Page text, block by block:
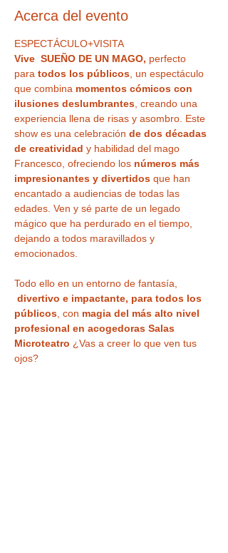
Acerca del evento
ESPECTÁCULO+VISITA
Vive  SUEÑO DE UN MAGO, perfecto
para todos los públicos , un espectáculo
que combina momentos cómicos con
ilusiones deslumbrantes , creando una
experiencia llena de risas y asombro. Este
show es una celebración de dos décadas
de creatividad y habilidad del mago
Francesco, ofreciendo los números más
impresionantes y divertidos que han
encantado a audiencias de todas las
edades. Ven y sé parte de un legado
mágico que ha perdurado en el tiempo,
dejando a todos maravillados y
emocionados.
Todo ello en un entorno de fantasía,
divertivo e impactante, para todos los
públicos , con magia del más alto nivel
profesional en acogedoras Salas
Microteatro ¿Vas a creer lo que ven tus
ojos?